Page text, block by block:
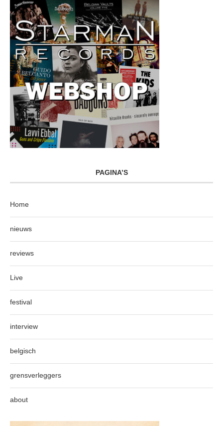
PAGINA’S
Home
nieuws
reviews
Live
festival
interview
belgisch
grensverleggers
about